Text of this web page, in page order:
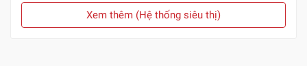
Xem thêm (Hệ thống siêu thị)